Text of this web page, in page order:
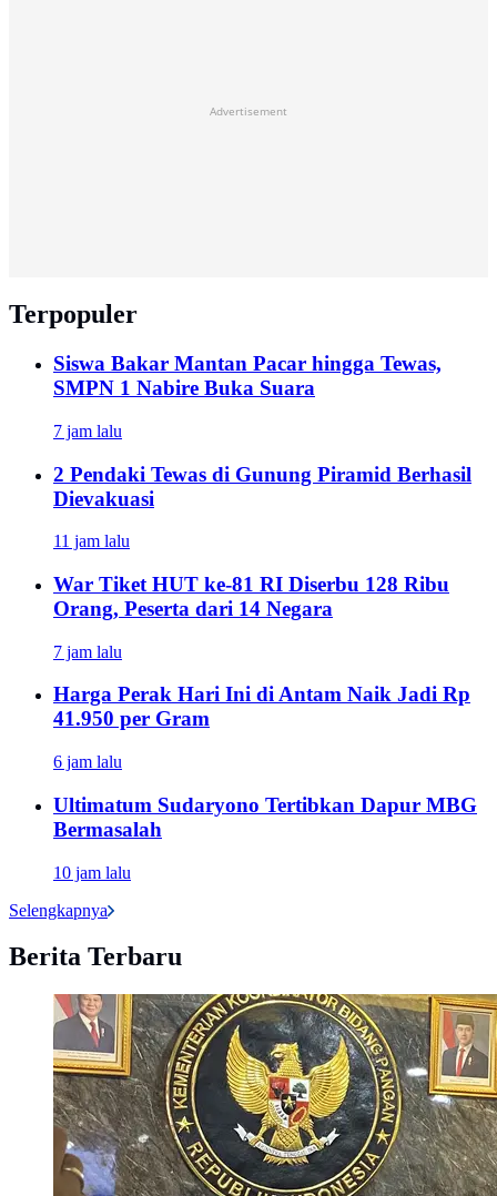
Advertisement
Terpopuler
Siswa Bakar Mantan Pacar hingga Tewas,
SMPN 1 Nabire Buka Suara
7 jam lalu
2 Pendaki Tewas di Gunung Piramid Berhasil
Dievakuasi
11 jam lalu
War Tiket HUT ke-81 RI Diserbu 128 Ribu
Orang, Peserta dari 14 Negara
7 jam lalu
Harga Perak Hari Ini di Antam Naik Jadi Rp
41.950 per Gram
6 jam lalu
Ultimatum Sudaryono Tertibkan Dapur MBG
Bermasalah
10 jam lalu
Selengkapnya
Berita Terbaru